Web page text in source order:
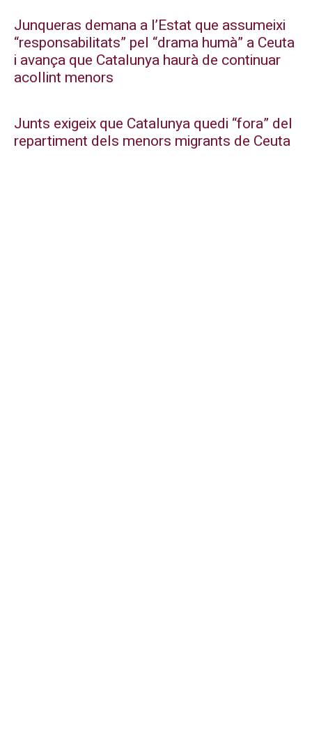
Junqueras demana a l’Estat que assumeixi
“responsabilitats” pel “drama humà” a Ceuta
i avança que Catalunya haurà de continuar
acollint menors
Junts exigeix que Catalunya quedi “fora” del
repartiment dels menors migrants de Ceuta